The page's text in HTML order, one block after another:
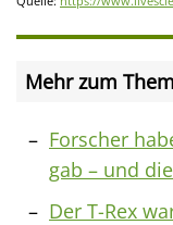
Mehr zum
Forscher
gab – und
Der T-Rex